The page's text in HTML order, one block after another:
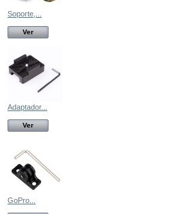
Soporte,...
Ver
Adaptador...
Ver
GoPro...